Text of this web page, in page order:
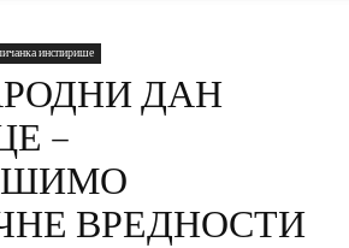
инспирише
ДАН
–
ВРЕДНОСТИ